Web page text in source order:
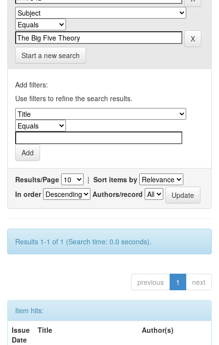
Start a new search
Add filters:
Use filters to refine the search results.
Results/Page | Sort items by
In order
Authors/record
Results 1-1 of 1 (Search time: 0.0 seconds).
previous 1 next
Item hits:
Issue
Date
Title Author(s)